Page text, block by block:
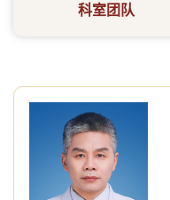
科室团队